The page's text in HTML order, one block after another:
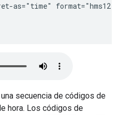
as="time"
secuencia de códigos de
hora. Los códigos de